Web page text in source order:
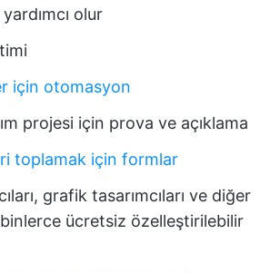
olur
için otomasyon
projesi için prova ve açıklama
toplamak için formlar
grafik tasarımcıları ve diğer
ücretsiz özelleştirilebilir